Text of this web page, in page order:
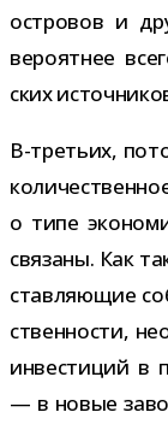
ост­ро­вов и
веро­ят­нее
ских
В-​третьих,
о типе
свя­заны. Как
став­ля­ю­щие
ствен­но­сти,
инве­сти­ций в
— в новые